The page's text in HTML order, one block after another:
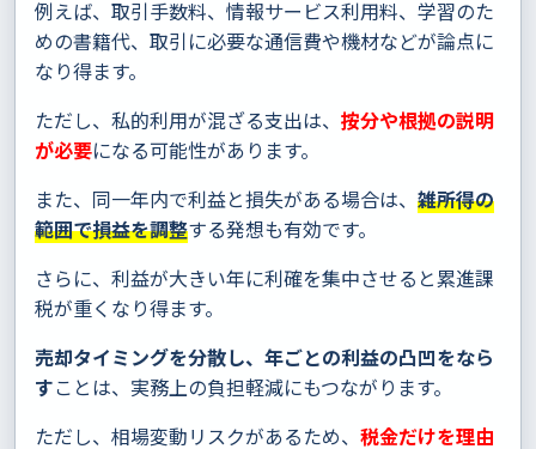
例えば、取引手数料、情報サービス利用料、学習のた
めの書籍代、取引に必要な通信費や機材などが論点に
なり得ます。
ただし、私的利用が混ざる支出は、 按分や根拠の説明
が必要になる可能性があります。
また、同一年内で利益と損失がある場合は、 雑所得の
範囲で損益を調整する発想も有効です。
さらに、利益が大きい年に利確を集中させると累進課
税が重くなり得ます。
売却タイミングを分散し、年ごとの利益の凸凹をなら
すことは、実務上の負担軽減にもつながります。
ただし、相場変動リスクがあるため、 税金だけを理由